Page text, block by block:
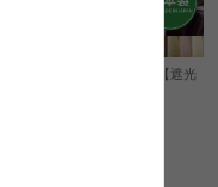
】Sera カーテン【遮光